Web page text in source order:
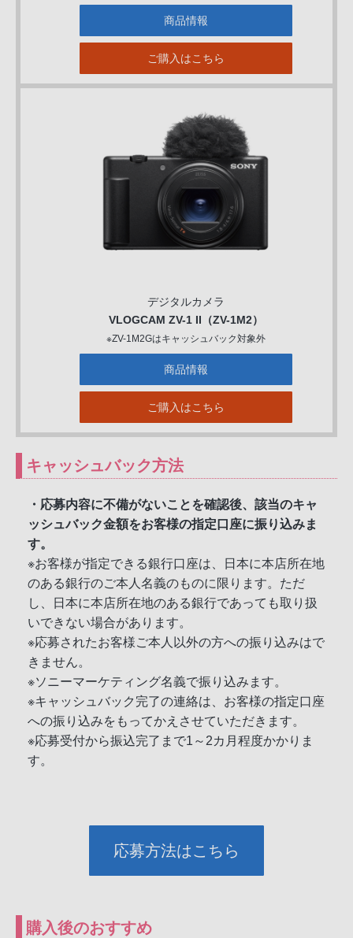
商品情報
ご購入はこちら
デジタルカメラ
VLOGCAM ZV-1 II（ZV-1M2）
※ZV-1M2Gはキャッシュバック対象外
商品情報
ご購入はこちら
キャッシュバック方法
・応募内容に不備がないことを確認後、該当のキャ
ッシュバック金額をお客様の指定口座に振り込みま
す。
※お客様が指定できる銀行口座は、日本に本店所在地
のある銀行のご本人名義のものに限ります。ただ
し、日本に本店所在地のある銀行であっても取り扱
いできない場合があります。
※応募されたお客様ご本人以外の方への振り込みはで
きません。
※ソニーマーケティング名義で振り込みます。
※キャッシュバック完了の連絡は、お客様の指定口座
への振り込みをもってかえさせていただきます。
※応募受付から振込完了まで1～2カ月程度かかりま
す。
応募方法はこちら
購入後のおすすめ